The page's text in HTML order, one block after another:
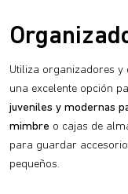
Utiliza organizadores y
una excelente opción
juveniles y modernas
mimbre o cajas de
para guardar
pequeños.